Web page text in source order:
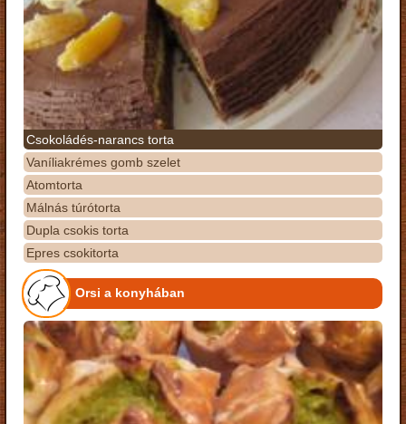
Csokoládés-narancs torta
Vaníliakrémes gomb szelet
Atomtorta
Málnás túrótorta
Dupla csokis torta
Epres csokitorta
Orsi a konyhában